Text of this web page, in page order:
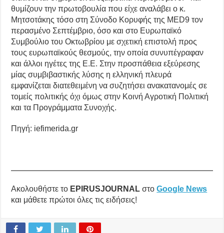
θυμίζουν την πρωτοβουλία που είχε αναλάβει ο κ.
Μητσοτάκης τόσο στη Σύνοδο Κορυφής της MED9 τον
περασμένο Σεπτέμβριο, όσο και στο Ευρωπαϊκό
Συμβούλιο του Οκτωβρίου με σχετική επιστολή προς
τους ευρωπαϊκούς θεσμούς, την οποία συνυπέγραφαν
και άλλοι ηγέτες της Ε.Ε. Στην προσπάθεια εξεύρεσης
μίας συμβιβαστικής λύσης η ελληνική πλευρά
εμφανίζεται διατεθειμένη να συζητήσει ανακατανομές σε
τομείς πολιτικής όχι όμως στην Κοινή Αγροτική Πολιτική
και τα Προγράμματα Συνοχής.
Πηγή: iefimerida.gr
Ακολουθήστε το EPIRUSJOURNAL στοGoogle News
και μάθετε πρώτοι όλες τις ειδήσεις!